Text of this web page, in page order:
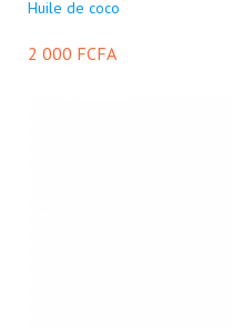
Huile de coco
2 000 FCFA